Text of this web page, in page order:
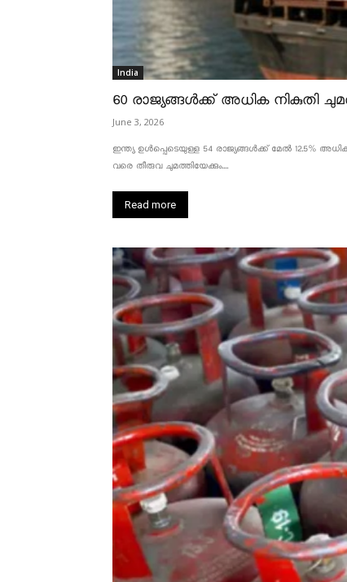
India
60 രാജ്യങ്ങൾക്ക് അധിക നികുതി
June 3, 2026
ഇന്ത്യ ഉൾപ്പെടെയുള്ള 54 രാജ്യങ്ങൾക്ക് മേൽ 12.5%
വരെ തീരുവ ചുമത്തിയേക്കും....
Read more